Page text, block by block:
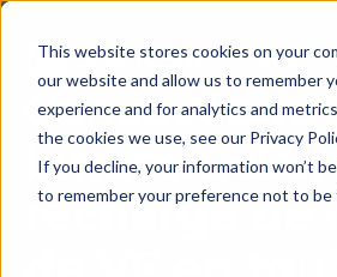
This website stores cookies on your
our website and allow us to remember
experience and for analytics and
the cookies we use, see our Privacy
If you decline, your information won’t
to remember your preference not to be
Langue
Concevez
recharge de